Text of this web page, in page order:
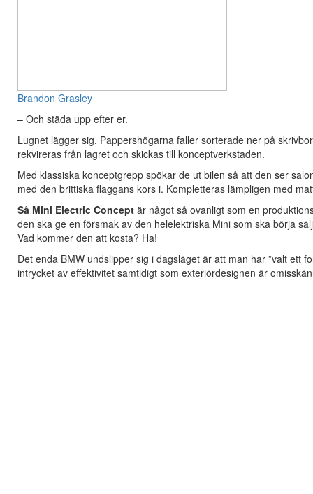
Brandon Grasley
– Och städa upp efter er.
Lugnet lägger sig. Pappershögarna faller sorterade ner på
rekvireras från lagret och skickas till konceptverkstaden.
Med klassiska konceptgrepp spökar de ut bilen så att den ser
med den brittiska flaggans kors i. Kompletteras lämpligen med
Så Mini Electric Concept är något så ovanligt som en
den ska ge en försmak av den helelektriska Mini som ska börja
Vad kommer den att kosta? Ha!
Det enda BMW undslipper sig i dagsläget är att man har ”valt ett
intrycket av effektivitet samtidigt som exteriördesignen är